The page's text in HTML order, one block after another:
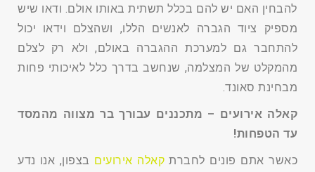
להבחין האם יש להם בכלל תשתית באותו אולם. ודאו שיש
מספיק ציוד הגברה לאנשים הללו, ושהצלם וידאו יכול
להתחבר גם למערכת ההגברה באולם, ולא רק לצלם
מהמקלט של המצלמה, שנחשב בדרך כלל לאיכותי פחות
מבחינת סאונד.
קאלה אירועים – מתכננים עבורך בר מצווה מהמסד
עד הטפחות!
כאשר אתם פונים לחברת קאלה אירועים בצפון, אנו נדע